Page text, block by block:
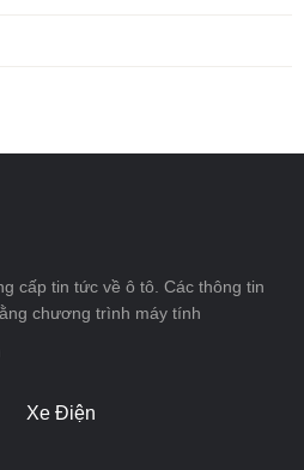
cấp tin tức về ô tô. Các thông tin
chương trình máy tính
Xe Điện